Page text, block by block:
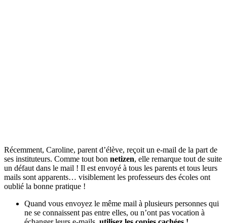
Récemment, Caroline, parent d’élève, reçoit un e-mail de la part de
ses instituteurs. Comme tout bon netizen, elle remarque tout de suite
un défaut dans le mail ! Il est envoyé à tous les parents et tous leurs
mails sont apparents… visiblement les professeurs des écoles ont
oublié la bonne pratique !
Quand vous envoyez le même mail à plusieurs personnes qui
ne se connaissent pas entre elles, ou n’ont pas vocation à